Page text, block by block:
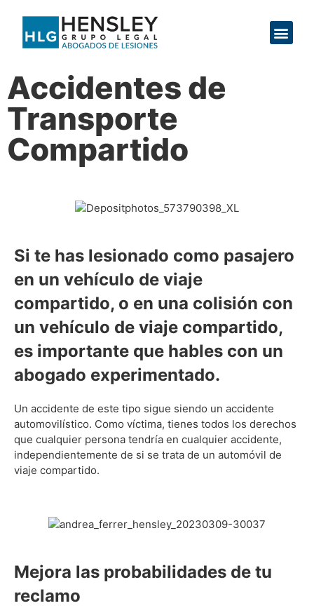
Accidentes de
Transporte
Compartido
Si te has lesionado como pasajero
en un vehículo de viaje
compartido, o en una colisión con
un vehículo de viaje compartido,
es importante que hables con un
abogado experimentado.
Un accidente de este tipo sigue siendo un accidente
automovilístico. Como víctima, tienes todos los derechos
que cualquier persona tendría en cualquier accidente,
independientemente de si se trata de un automóvil de
viaje compartido.
Mejora las probabilidades de tu
reclamo